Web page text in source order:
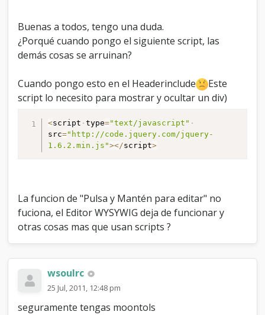
y
Buenas a todos, tengo una duda.
¿Porqué cuando pongo el siguiente script, las
demás cosas se arruinan?
Cuando pongo esto en el Headerinclude
Este
script lo necesito para mostrar y ocultar un div)
<script type="text/javascript"
src="http://code.jquery.com/jquery-
1.6.2.min.js"></script>
La funcion de "Pulsa y Mantén para editar" no
fuciona, el Editor WYSYWIG deja de funcionar y
otras cosas mas que usan scripts ?
wsoulrc
25 Jul, 2011, 12:48 pm
seguramente tengas moontols